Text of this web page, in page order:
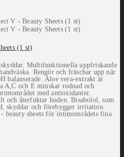
(1 st)
Multifunktionella uppfriskande
Rengör och fräschar upp när
balanserade. Aloe vera-extrakt är
A,C och E minskar rodnad och
med antioxidanter.
och återfuktar huden. Bisabolol, som
skyddar och förebygger irritation.
beauty sheets för intimområdets fina